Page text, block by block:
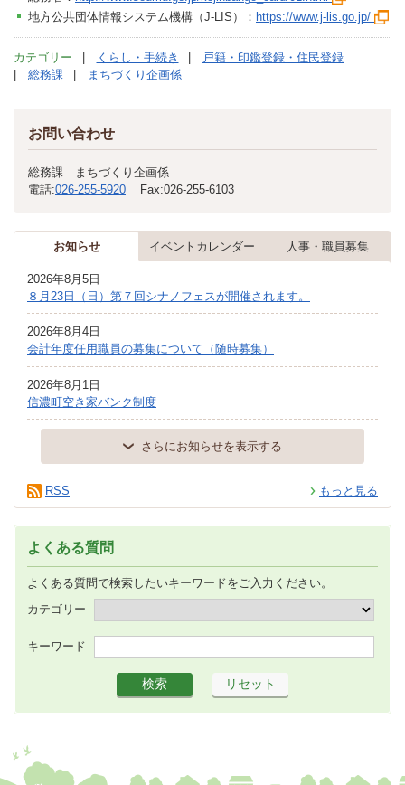
地方公共団体情報システム機構（J-LIS）： https://www.j-lis.go.jp/
カテゴリー くらし・手続き
戸籍・印鑑登録・住民登録
総務課
まちづくり企画係
お問い合わせ
総務課 まちづくり企画係
電話:026-255-5920 Fax:026-255-6103
お知らせ イベントカレンダー 人事・職員募集
2026年8月5日
８月23日（日）第７回シナノフェスが開催されます。
2026年8月4日
会計年度任用職員の募集について（随時募集）
2026年8月1日
信濃町空き家バンク制度
さらにお知らせを表示する
もっと見る
RSS
よくある質問
よくある質問で検索したいキーワードをご入力ください。
カテゴリー
キーワード